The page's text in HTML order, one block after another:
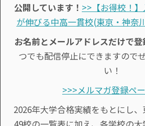
公開しています！ >>【お得校！
が伸びる中高一貫校(東京・神奈
お名前とメールアドレスだけで
つでも配信停止にできますので
い！
>>>メルマガ登録ペ
2026年大学合格実績をもとにし